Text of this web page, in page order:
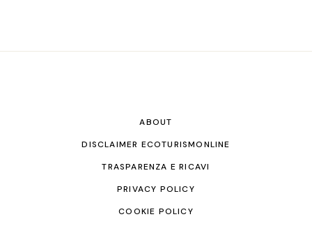
ABOUT
DISCLAIMER ECOTURISMONLINE
TRASPARENZA E RICAVI
PRIVACY POLICY
COOKIE POLICY